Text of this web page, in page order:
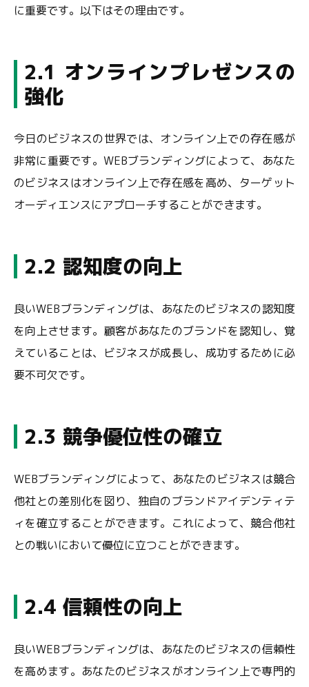
に重要です。以下はその理由です。
2.1 オンラインプレゼンスの
強化
今日のビジネスの世界では、オンライン上での存在感が
非常に重要です。WEBブランディングによって、あなた
のビジネスはオンライン上で存在感を高め、ターゲット
オーディエンスにアプローチすることができます。
2.2 認知度の向上
良いWEBブランディングは、あなたのビジネスの認知度
を向上させます。顧客があなたのブランドを認知し、覚
えていることは、ビジネスが成長し、成功するために必
要不可欠です。
2.3 競争優位性の確立
WEBブランディングによって、あなたのビジネスは競合
他社との差別化を図り、独自のブランドアイデンティテ
ィを確立することができます。これによって、競合他社
との戦いにおいて優位に立つことができます。
2.4 信頼性の向上
良いWEBブランディングは、あなたのビジネスの信頼性
を高めます。あなたのビジネスがオンライン上で専門的